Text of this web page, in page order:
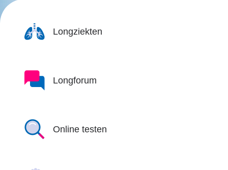
Longziekten
Longforum
Online testen